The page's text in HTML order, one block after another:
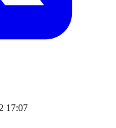
17:07